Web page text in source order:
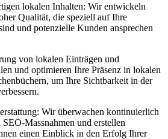
lokalen Inhalten: Wir entwickeln
Qualität, die speziell auf Ihre
und potenzielle Kunden ansprechen
von lokalen Einträgen und
und optimieren Ihre Präsenz in lokalen
um Ihre Sichtbarkeit in der
Wir überwachen kontinuierlich
Massnahmen und erstellen
einen Einblick in den Erfolg Ihrer